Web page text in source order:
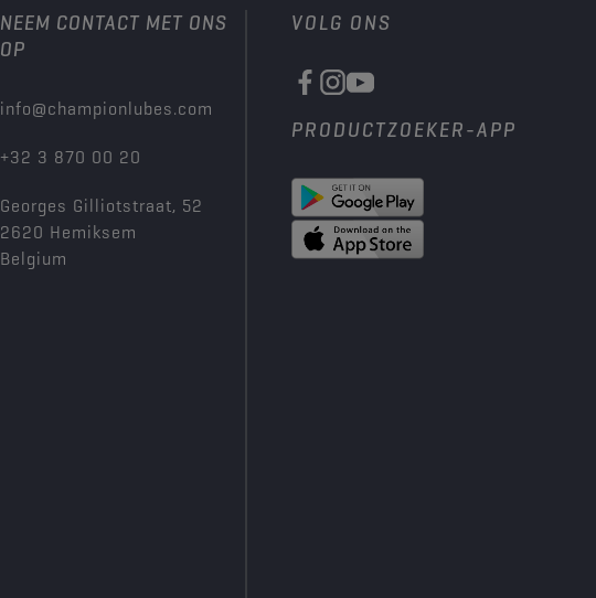
NEEM CONTACT MET ONS
OP
info@championlubes.com
+32 3 870 00 20
Georges Gilliotstraat, 52
2620 Hemiksem
Belgium
VOLG ONS
PRODUCTZOEKER-APP